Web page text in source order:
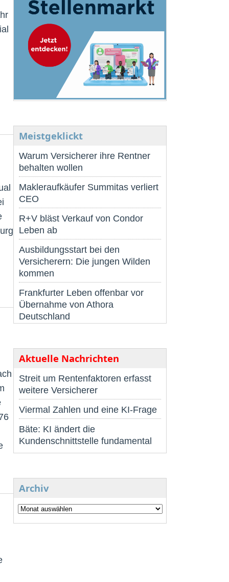
Meistgeklickt
Warum Versicherer ihre Rentner
behalten wollen
Makleraufkäufer Summitas verliert
CEO
R+V bläst Verkauf von Condor
Leben ab
Ausbildungsstart bei den
Versicherern: Die jungen Wilden
kommen
Frankfurter Leben offenbar vor
Übernahme von Athora
Deutschland
Aktuelle Nachrichten
Streit um Rentenfaktoren erfasst
weitere Versicherer
Viermal Zahlen und eine KI-Frage
Bäte: KI ändert die
Kundenschnittstelle fundamental
Archiv